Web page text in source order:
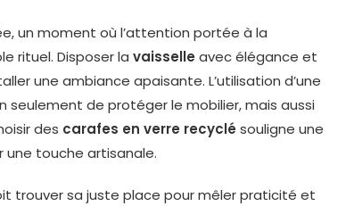
un moment où l’attention portée à la
rituel. Disposer la vaisselle avec élégance et
une ambiance apaisante. L’utilisation d’une
de protéger le mobilier, mais aussi
des carafes en verre recyclé souligne une
touche artisanale.
trouver sa juste place pour mêler praticité et